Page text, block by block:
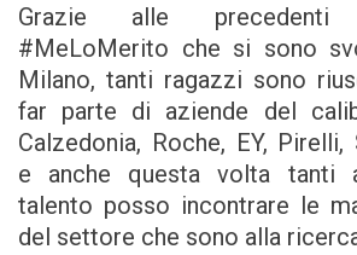
Grazie alle
#MeLoMerito che si sono
Milano, tanti ragazzi sono
far parte di aziende del
Calzedonia, Roche, EY, Pirelli,
e anche questa volta tanti
talento posso incontrare le
del settore che sono alla